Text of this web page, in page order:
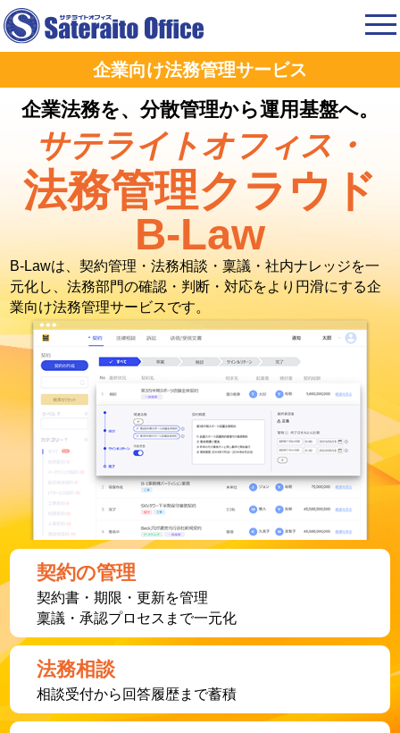
企業向け法務管理サービス
企業法務を、分散管理から運用基盤へ。
サテライトオフィス・
法務管理クラウド
B-Law
B-Lawは、契約管理・法務相談・稟議・社内ナレッジを一
元化し、法務部門の確認・判断・対応をより円滑にする企
業向け法務管理サービスです。
契約の管理
契約書・期限・更新を管理
稟議・承認プロセスまで一元化
法務相談
相談受付から回答履歴まで蓄積